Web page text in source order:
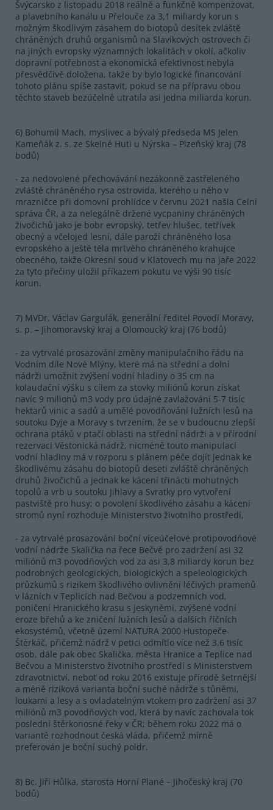
Švýcarsko z listopadu 2018 reálně a funkčně kompenzovat,
a plavebního kanálu u Přelouče za 3,1 miliardy korun s
možným škodlivým zásahem do biotopů desítek zvláště
chráněných druhů organismů na Slavíkových ostrovech či
na jiných evropsky významných lokalitách v okolí, ačkoliv
dopravní potřebnost a ekonomická efektivnost nebyla
přesvědčivě doložena, takže by bylo logické financování
tohoto plánu spíše zastavit, pokud se na přípravu obou
těchto staveb bezúčelně utratila asi jedna miliarda korun.
6) Bohumil Mach, myslivec a bývalý předseda MS Jelen
Kameňák z. s. ze Skelné Huti u Nýrska – Plzeňský kraj (78
bodů)
- za nedovolené přechovávání nezákonně zastřeleného
zvláště chráněného rysa ostrovida, kterého u něho v
mrazničce při domovní prohlídce v červnu 2021 našla Celní
správa ČR, a za nelegálně držené vycpaniny chráněných
živočichů jako je bobr evropský, tetřev hlušec, tetřívek
obecný a včelojed lesní, dále paroží chráněného losa
evropského a ještě těla mrtvého chráněného krahujce
obecného, takže Okresní soud v Klatovech mu na jaře 2022
za tyto přečiny uložil příkazem pokutu ve výši 90 tisíc
korun.
7) MVDr. Václav Gargulák, generální ředitel Povodí Moravy,
s. p. – Jihomoravský kraj a Olomoucký kraj (76 bodů)
- za vytrvalé prosazování změny manipulačního řádu na
Vodním díle Nové Mlýny, které má na střední a dolní
nádrži umožnit zvýšení vodní hladiny o 35 cm na
kolaudační výšku s cílem za stovky miliónů korun získat
navíc 9 milionů m3 vody pro údajné zavlažování 5-7 tisíc
hektarů vinic a sadů a umělé povodňování lužních lesů na
soutoku Dyje a Moravy s tvrzením, že se v budoucnu zlepší
ochrana ptáků v ptačí oblasti na střední nádrži a v přírodní
rezervaci Věstonická nádrž, nicméně touto manipulací
vodní hladiny má v rozporu s plánem péče dojít jednak ke
škodlivému zásahu do biotopů deseti zvláště chráněných
druhů živočichů a jednak ke kácení třinácti mohutných
topolů a vrb u soutoku Jihlavy a Svratky pro vytvoření
pastviště pro husy; o povolení škodlivého zásahu a kácení
stromů nyní rozhoduje Ministerstvo životního prostředí,
- za vytrvalé prosazování boční víceúčelové protipovodňové
vodní nádrže Skalička na řece Bečvě pro zadržení asi 32
miliónů m3 povodňových vod za asi 3,8 miliardy korun bez
podrobných geologických, biologických a speleologických
průzkumů s rizikem škodlivého ovlivnění léčivých pramenů
v lázních v Teplicích nad Bečvou a podzemních vod,
poničení Hranického krasu s jeskyněmi, zvýšené vodní
eroze břehů a ke zničení lužních lesů a dalších říčních
ekosystémů, včetně území NATURA 2000 Hustopeče-
Štěrkáč, přičemž nádrž v petici odmítlo více než 3,6 tisíc
osob, dále pak obec Skalička, města Hranice a Teplice nad
Bečvou a Ministerstvo životního prostředí s Ministerstvem
zdravotnictví, neboť od roku 2016 existuje přírodě šetrnější
a méně riziková varianta boční suché nádrže s tůněmi,
loukami a lesy a s ovladatelným vtokem pro zadržení asi 37
miliónů m3 povodňových vod, která by navíc zachovala tok
poslední štěrkonosné řeky v ČR; během roku 2022 má o
variantě rozhodnout česká vláda, přičemž mírně
preferován je boční suchý poldr.
8) Bc. Jiří Hůlka, starosta Horní Plané – Jihočeský kraj (70
bodů)